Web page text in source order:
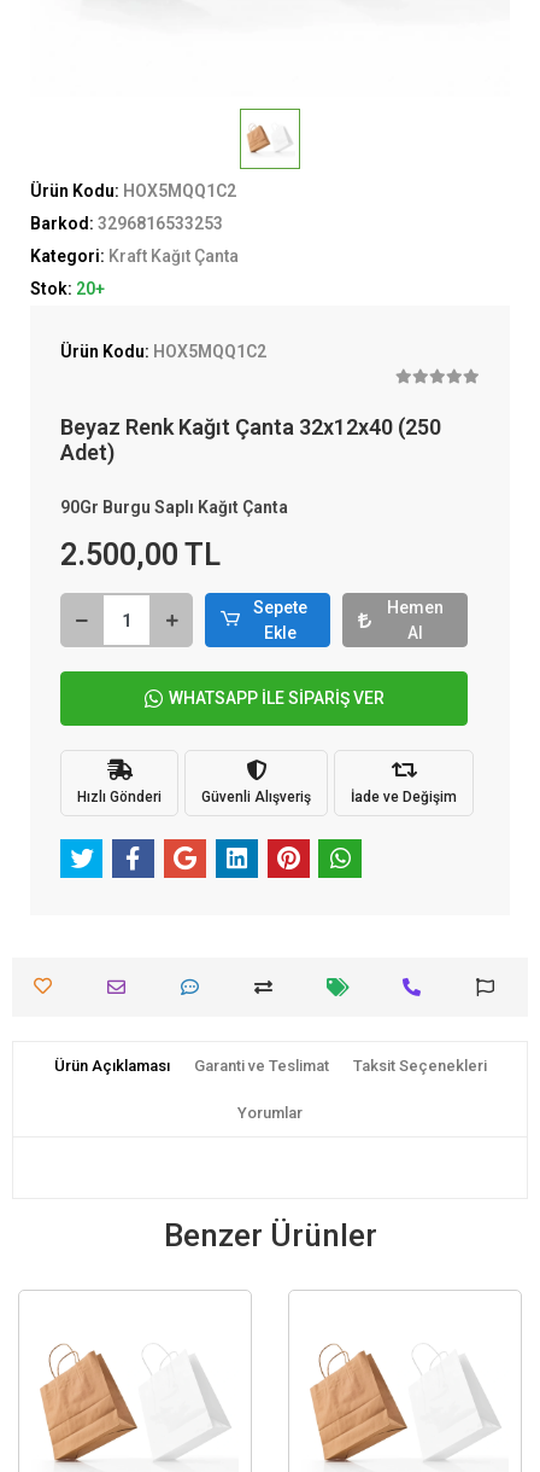
Ürün Kodu: HOX5MQQ1C2
Barkod: 3296816533253
Kategori: Kraft Kağıt Çanta
Stok: 20+
Ürün Kodu: HOX5MQQ1C2
Beyaz Renk Kağıt Çanta 32x12x40 (250
Adet)
90Gr Burgu Saplı Kağıt Çanta
2.500,00 TL
Sepete
Ekle
Hemen
Al
WHATSAPP İLE SİPARİŞ VER
Hızlı Gönderi Güvenli Alışveriş İade ve Değişim
Ürün Açıklaması Garanti ve Teslimat Taksit Seçenekleri
Yorumlar
Benzer Ürünler